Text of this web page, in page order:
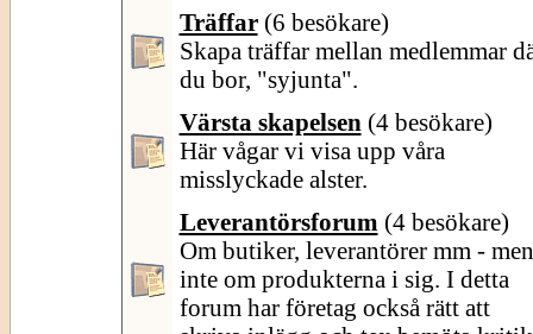
Träffar (6 besökare)
Skapa träffar mellan medlemmar
du bor, "syjunta".
Värsta skapelsen (4 besökare)
Här vågar vi visa upp våra
misslyckade alster.
Leverantörsforum (4 besökare)
Om butiker, leverantörer mm - men
inte om produkterna i sig. I detta
forum har företag också rätt att